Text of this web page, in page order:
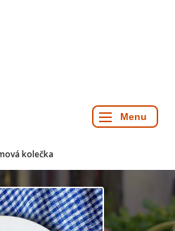
kolečka